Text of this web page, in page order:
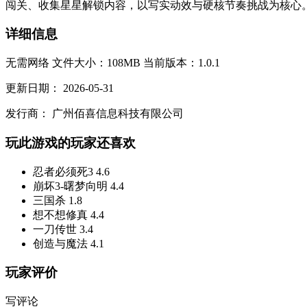
闯关、收集星星解锁内容，以写实动效与硬核节奏挑战为核心
详细信息
无需网络 文件大小：108MB 当前版本：1.0.1
更新日期： 2026-05-31
发行商： 广州佰喜信息科技有限公司
玩此游戏的玩家还喜欢
忍者必须死3 4.6
崩坏3-曙梦向明 4.4
三国杀 1.8
想不想修真 4.4
一刀传世 3.4
创造与魔法 4.1
玩家评价
写评论